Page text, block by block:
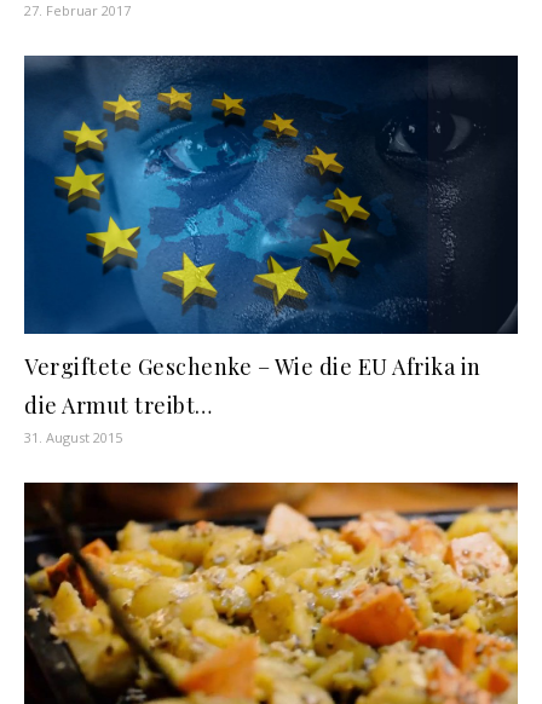
27. Februar 2017
Vergiftete Geschenke – Wie die EU Afrika in
die Armut treibt…
31. August 2015